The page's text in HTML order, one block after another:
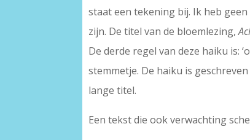
staat een tekening bij. Ik heb
zijn. De titel van de bloemlezing,
De derde regel van deze haiku is:
stemmetje. De haiku is
lange titel.
Een tekst die ook verwachting